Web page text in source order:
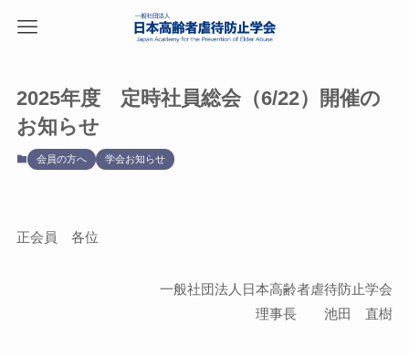
2025年度 定時社員総会（6/22）開催の
お知らせ
会員の方へ 学会お知らせ
正会員 各位
一般社団法人日本高齢者虐待防止学会
理事長 池田 直樹